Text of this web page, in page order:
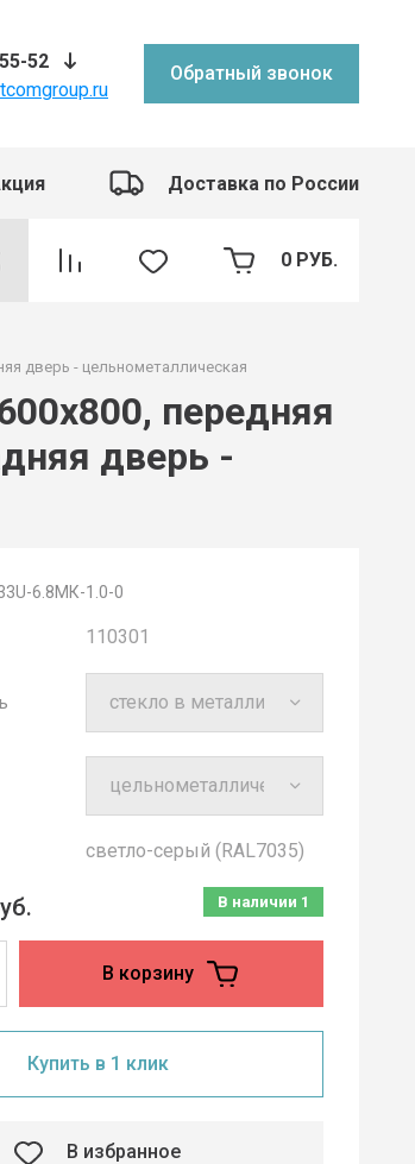
52
Обратный звонок
Доставка по России
0 РУБ.
дверь - цельнометаллическая
передняя
дверь -
6.8МК-1.0-0
110301
cветло-серый (RAL7035)
В наличии 1
В корзину
Купить в 1 клик
В избранное